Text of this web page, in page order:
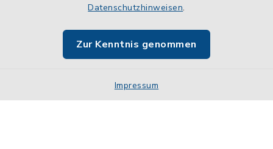
Datenschutzhinweisen.
Zur Kenntnis genommen
Impressum
Impressum
Sitemap